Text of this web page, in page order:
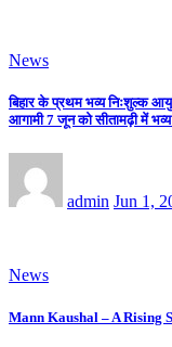
News
बिहार के प्रथम भव्य निःशुल्क
आगामी 7 जून को सीतामढ़ी में
admin Jun 1,
News
Mann Kaushal – A Rising